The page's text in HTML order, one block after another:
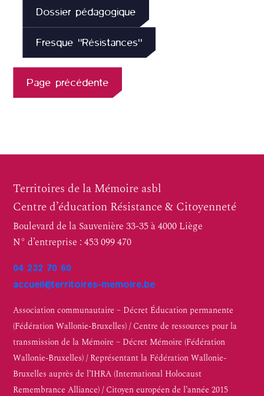
Dossier pédagogique
Fresque "Résistances"
Page précédente
Territoires de la Mémoire asbl
Centre d’éducation Résistance & Citoyenneté
Boulevard de la Sauvenière 33-35 à 4000 Liège
N° d’entreprise : 453 099 470
04 232 70 60
accueil@territoires-memoire.be
Association communautaire – Décret Éducation permanente
(Fédération Wallonie-Bruxelles) / Centre de ressources pour la
transmission de la Mémoire – Décret Mémoire (Fédération
Wallonie-Bruxelles) / Représentant la Fédération Wallonie-
Bruxelles auprès de l’IHRA (International Holocaust
Remembrance Alliance) / Citoyen européen de l’année 2015